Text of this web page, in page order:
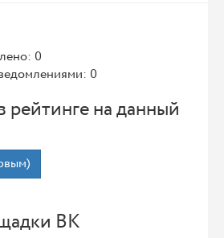
0
0
рейтинге на данный
ВК